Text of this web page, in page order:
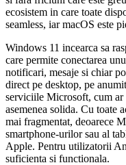
ecosistem in care toate
seamless, iar macOS este
Windows 11 incearca sa
care permite conectarea
notificari, mesaje si chiar
direct pe desktop, pe
serviciile Microsoft, cum
asemenea solida. Cu toate
mai fragmentat, deoarece
smartphone-urilor sau al
Apple. Pentru utilizatorii
suficienta si functionala.